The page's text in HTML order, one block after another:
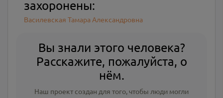
захоронены:
Василевская Тамара Александровна
Вы знали этого человека?
Расскажите, пожалуйста, о
нём.
Наш проект создан для того, чтобы люди могли